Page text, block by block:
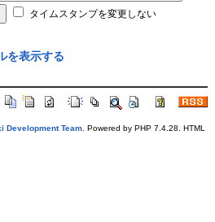
タイムスタンプを変更しない
を表示する
Development Team. Powered by PHP 7.4.28. HTML